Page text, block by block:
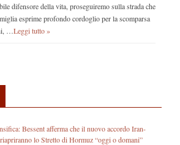
difensore della vita, proseguiremo sulla strada che
esprime profondo cordoglio per la scomparsa
… Leggi tutto »
Bessent afferma che il nuovo accordo Iran-
lo Stretto di Hormuz “oggi o domani”